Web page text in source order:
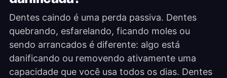
Dentes caindo é uma perda passiva. Dentes
quebrando, esfarelando, ficando moles ou
sendo arrancados é diferente: algo está
danificando ou removendo ativamente uma
capacidade que você usa todos os dias. Dentes